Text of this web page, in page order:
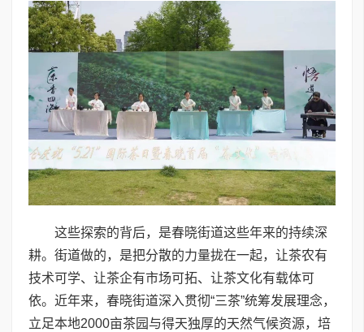
这些探索的背后，是春晓街道这些年来的持续深
耕。街道做的，是把分散的力量拢在一起，让茶农有
技术可学、让茶企有市场可拓、让茶文化有载体可
依。近年来，春晓街道深入贯彻“三茶”统筹发展理念，
立足本地2000亩茶园与得天独厚的天然气候资源，培